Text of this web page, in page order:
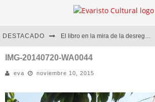
DESTACADO El libro en la mira de la desregulación
Marcelo Rubio | El llovedor
Diego Meret | Hotel Acapulco
Alejandra Correa | La nieve
IMG-20140720-WA0044
eva noviembre 10, 2015